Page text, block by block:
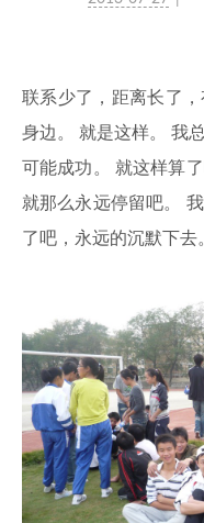
联系少了，距离长了
身边。 就是这样。 我
可能成功。 就这样算
就那么永远停留吧。
了吧，永远的沉默下去